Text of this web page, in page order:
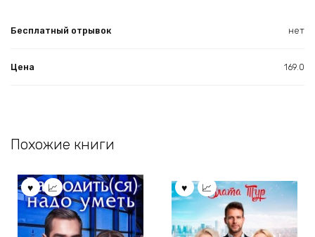
Бесплатный отрывок нет
Цена 169.0
Похожие книги